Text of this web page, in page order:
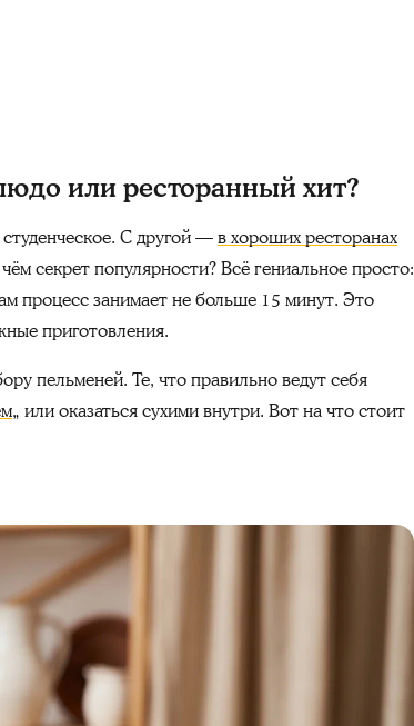
или ресторанный хит?
С другой —в хороших ресторанах
секрет популярности? Всё гениальное просто:
процесс занимает не больше 15 минут. Это
приготовления.
пельменей. Те, что правильно ведут себя
„ или оказаться сухими внутри. Вот на что стоит